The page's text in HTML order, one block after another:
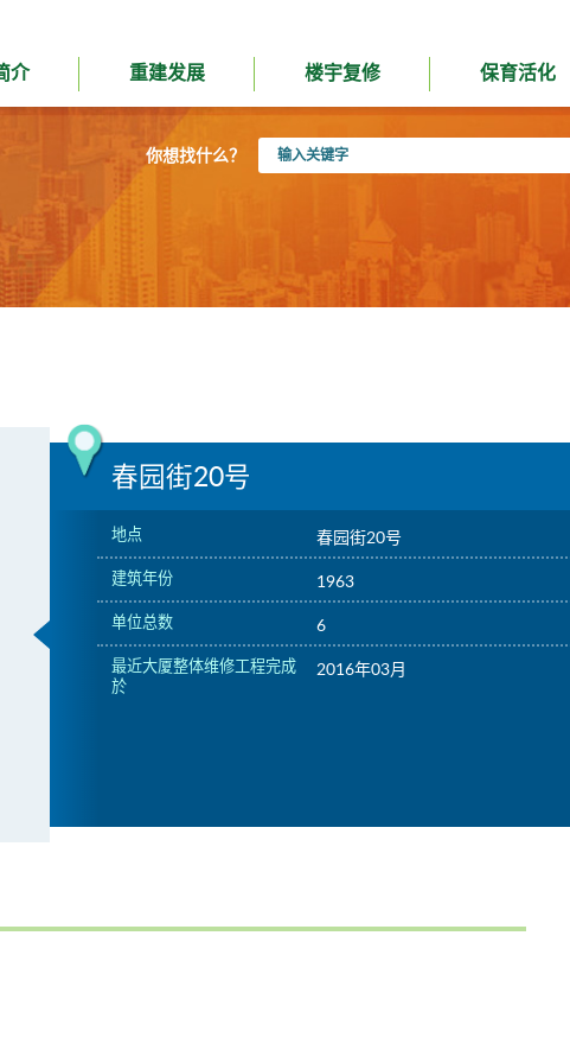
介 重建发展 楼宇复修 保育活化
你想找什么？
入
春园街20号
地点 春园街20号
建筑年份 1963
单位总数 6
最近大厦整体维修工程完成
於
2016年03月